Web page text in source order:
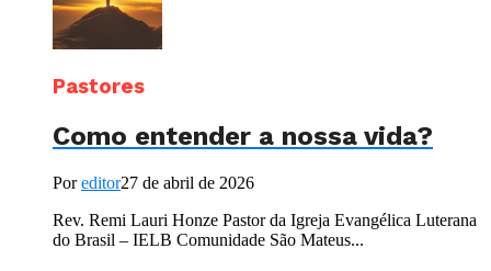
Pastores
Como entender a nossa vida?
Poreditor27 de abril de 2026
Rev. Remi Lauri Honze Pastor da Igreja Evangélica Luterana
do Brasil – IELB Comunidade São Mateus...